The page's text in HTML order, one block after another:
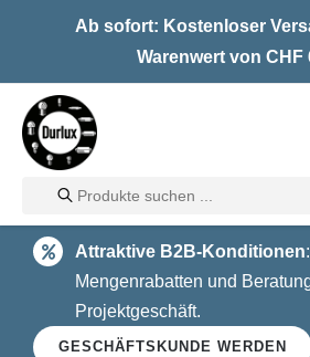
Ab sofort: Kostenloser
Warenwert von CHF
Home
LED
Halogen
Products
search
Attraktive B2B-Konditionen
Mengenrabatten und
Projektgeschäft.
GESCHÄFTSKUNDE WERDEN